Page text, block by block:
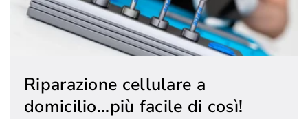
Riparazione cellulare a
domicilio...più facile di così!